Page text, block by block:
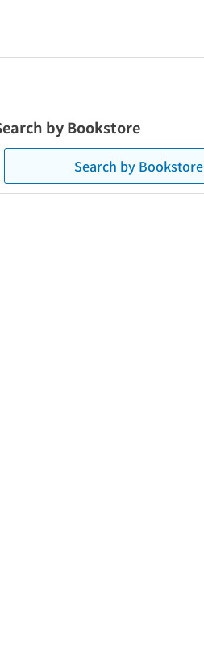
by Bookstore
Search by Bookstore